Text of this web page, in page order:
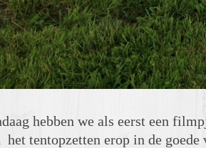
hebben we als eerst een
het tentopzetten erop in de goede